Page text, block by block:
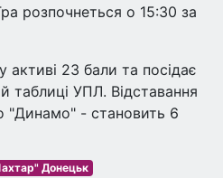
розпочнеться о 15:30 за
23 бали та посідає
таблиці УПЛ. Відставання
"Динамо" - становить 6
Донецьк